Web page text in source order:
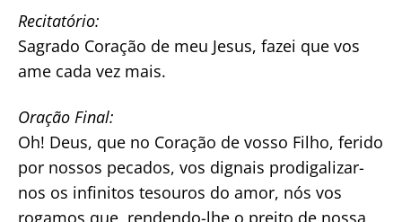
Recitatório:
Sagrado Coração de meu Jesus, fazei que vos
ame cada vez mais.
Oração Final:
Oh! Deus, que no Coração de vosso Filho, ferido
por nossos pecados, vos dignais prodigalizar-
nos os infinitos tesouros do amor, nós vos
rogamos que, rendendo-lhe o preito de nossa